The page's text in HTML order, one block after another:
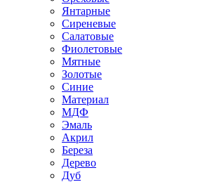
Янтарные
Сиреневые
Салатовые
Фиолетовые
Мятные
Золотые
Синие
Материал
МДФ
Эмаль
Акрил
Береза
Дерево
Дуб